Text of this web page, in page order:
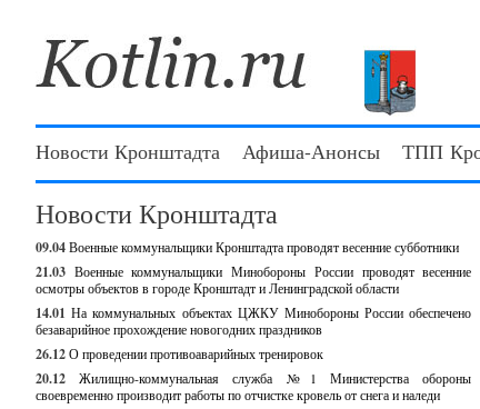
Новости Кронштадта Афиша-Анонсы ТПП
Новости Кронштадта
09.04Военные коммунальщики Кронштадта проводят весенние субботники
21.03 Военные коммунальщики Минобороны России проводят весенние
осмотры объектов в городе Кронштадт и Ленинградской области
14.01 На коммунальных объектах ЦЖКУ Минобороны России обеспечено
безаварийное прохождение новогодних праздников
26.12О проведении противоаварийных тренировок
20.12
Жилищно-коммунальная служба №1 Министерства обороны
своевременно производит работы по отчистке кровель от снега и наледи